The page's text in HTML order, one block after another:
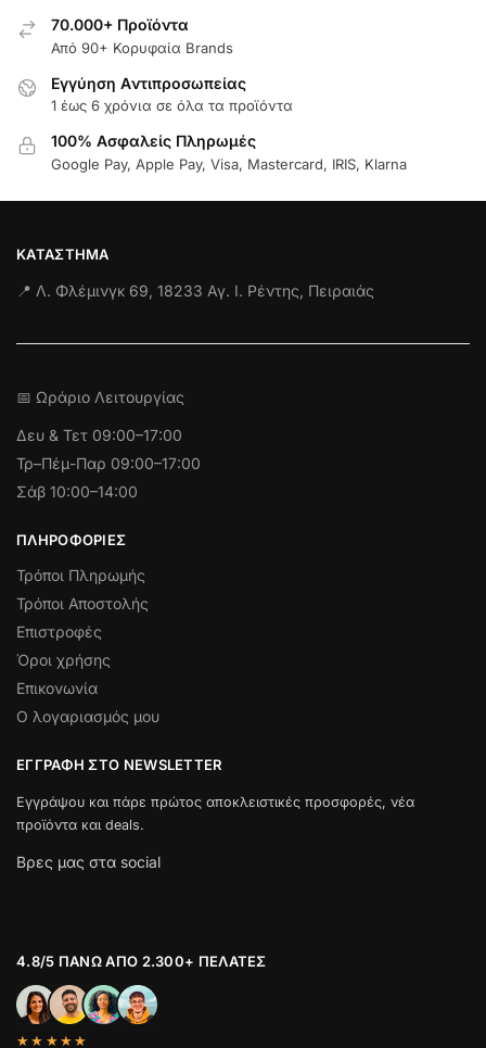
70.000+ Προϊόντα
Από 90+ Κορυφαία Brands
Εγγύηση Aντιπροσωπείας
1 έως 6 χρόνια σε όλα τα προϊόντα
100% Ασφαλείς Πληρωμές
Google Pay, Apple Pay, Visa, Mastercard, IRIS, Klarna
ΚΑΤΆΣΤΗΜΑ
📍 Λ. Φλέμινγκ 69, 18233 Αγ. Ι. Ρέντης, Πειραιάς
📅 Ωράριο Λειτουργίας
Δευ & Τετ 09:00–17:00
Τρ–Πέμ-Παρ 09:00–17:00
Σάβ 10:00–14:00
ΠΛΗΡΟΦΟΡΊΕΣ
Τρόποι Πληρωμής
Τρόποι Αποστολής
Επιστροφές
Όροι χρήσης
Επικονωνία
Ο λογαριασμός μου
ΕΓΓΡΑΦΉ ΣΤΟ NEWSLETTER
Εγγράψου και πάρε πρώτος αποκλειστικές προσφορές, νέα
προϊόντα και deals.
Βρες μας στα social
4.8/5 ΠΆΝΩ ΑΠΌ 2.300+ ΠΕΛΆΤΕΣ
★★★★★